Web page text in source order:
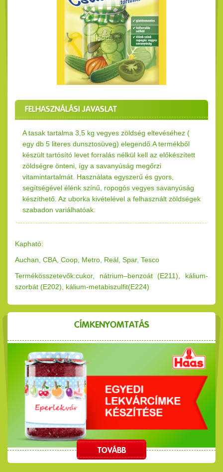
FELHASZNÁLÁSI JAVASLAT
A tasak tartalma 3,5 kg vegyes zöldség eltevéséhez (
egy db 5 literes dunsztosüveg) elegendő.A termékből
készült tartósító levet forralás nélkül kell az előkészített
zöldségre önteni, így a savanyúság megőrzi
vitamintartalmát. Használata egyszerű és gyors,
segítségével élénk színű, ropogós vegyes savanyúság
készíthető. Az uborka kivételével a felhasznált zöldségek
szabadon variálhatóak.
Kapható:
Auchan, CBA, Coop, Metro, Reál, Spar, Tesco
Termékösszetevők:cukor, nátrium–benzoát (E211), kálium-
szorbát (E202), kálium-metabiszulfit(E224)
CÍMKENYOMTATÁS
TOVÁBB